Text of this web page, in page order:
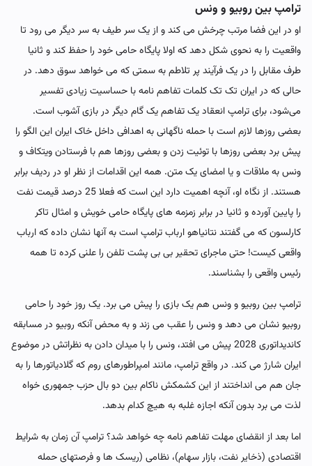
ترامپ بین روبیو و ونس
او در این فضا مرتب چرخش می کند و از یک سر طیف به سر دیگر می رود تا
واقعیت را به نحوی شکل دهد که اولا پایگاه حامی خود را حفظ کند و ثانیا
طرف مقابل را در یک فرآیند پر تلاطم به سمتی که می خواهد سوق دهد. در
حالی که در ایران تک تک کلمات تفاهم‌ نامه ‌با حساسیت زیادی تفسیر
می‌شود، برای ترامپ انعقاد یک تفاهم یک گام دیگر در بازی آشوب است.
بعضی روزها لازم است با حمله ناگهانی به اهدافی داخل خاک ایران این الگو را
پیش برد بعضی روزها با توئیت زدن و بعضی روزها هم با فرستادن ویتکاف و
ونس به ملاقات و یا امضای یک متن. همه این اقدامات از نظر او در ردیف برابر
هستند. از نگاه او، آنچه اهمیت دارد این است که فعلا 25 درصد قیمت نفت
را پایین آورده و ثانیا در برابر زمزمه های پایگاه حامی خویش و امثال تاکر
کارلسون که می گفتند نتانیاهو ارباب ترامپ است به آنها نشان داده که ارباب
واقعی کیست! حتی ماجرای تحقیر بی بی پشت تلفن را علنی کرده تا همه
رئیس واقعی را بشناسند.
ترامپ بین روبیو و ونس هم یک بازی را پیش می برد. یک روز خود را حامی
روبیو نشان می دهد و ونس را عقب می زند و به محض آنکه روبیو در مسابقه
کاندیداتوری 2028 پیش می افتد، ونس را با میدان دادن به نظراتش در موضوع
ایران شارژ می کند. در واقع ترامپ، مانند امپراطورهای روم که گلادیاتورها را به
جان هم می انداختند از این کشمکش ناکام بین دو بال حزب جمهوری خواه
لذت می برد بدون آنکه اجازه غلبه به هیچ کدام بدهد.
اما بعد از انقضای مهلت تفاهم نامه چه خواهد شد؟ ترامپ آن زمان به شرایط
اقتصادی (ذخایر نفت، بازار سهام)، نظامی (ریسک ها و فرصتهای حمله